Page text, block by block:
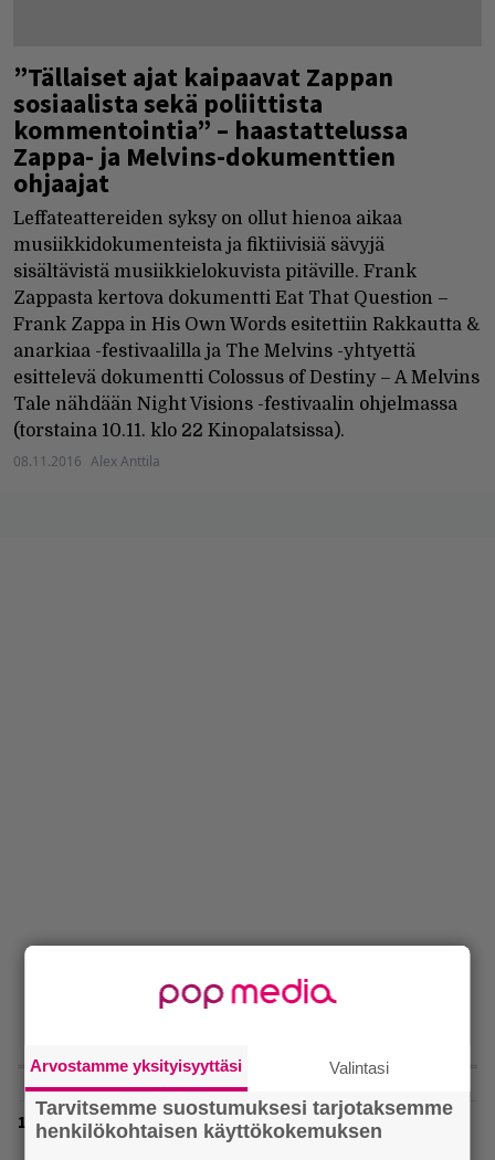
”Tällaiset ajat kaipaavat Zappan
sosiaalista sekä poliittista
kommentointia” – haastattelussa
Zappa- ja Melvins-dokumenttien
ohjaajat
Leffateattereiden syksy on ollut hienoa aikaa
musiikkidokumenteista ja fiktiivisiä sävyjä
sisältävistä musiikkielokuvista pitäville. Frank
Zappasta kertova dokumentti Eat That Question –
Frank Zappa in His Own Words esitettiin Rakkautta &
anarkiaa -festivaalilla ja The Melvins -yhtyettä
esittelevä dokumentti Colossus of Destiny – A Melvins
Tale nähdään Night Visions -festivaalin ohjelmassa
(torstaina 10.11. klo 22 Kinopalatsissa).
08.11.2016 Alex Anttila
LUETUIMMAT
Eppu Normaalin viimeinen keikka tänään – katso
kuvagalleria torstailta täältä
Arvostamme yksityisyyttäsi Valintasi
Tarvitsemme suostumuksesi tarjotaksemme
henkilökohtaisen käyttökokemuksen